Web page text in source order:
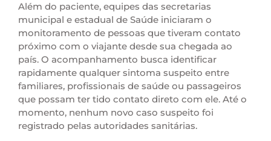
Além do paciente, equipes das secretarias
municipal e estadual de Saúde iniciaram o
monitoramento de pessoas que tiveram contato
próximo com o viajante desde sua chegada ao
país. O acompanhamento busca identificar
rapidamente qualquer sintoma suspeito entre
familiares, profissionais de saúde ou passageiros
que possam ter tido contato direto com ele. Até o
momento, nenhum novo caso suspeito foi
registrado pelas autoridades sanitárias.